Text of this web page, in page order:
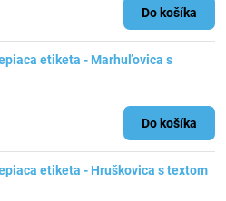
Do košíka
etiketa - Marhuľovica s
Do košíka
etiketa - Hruškovica s textom